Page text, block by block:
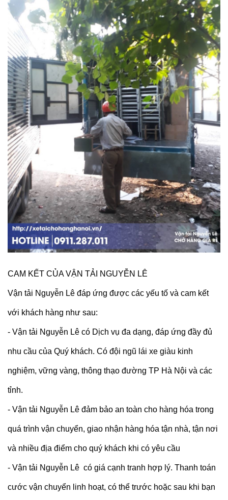
CAM KẾT CỦA VẬN TẢI NGUYỄN LÊ
Vận tải Nguyễn Lê đáp ứng được các yếu tố và cam kết
với khách hàng như sau:
- Vận tải Nguyễn Lê có Dịch vụ đa dạng, đáp ứng đầy đủ
nhu cầu của Quý khách. Có đội ngũ lái xe giàu kinh
nghiệm, vững vàng, thông thạo đường TP Hà Nội và các
tỉnh.
- Vận tải Nguyễn Lê đảm bảo an toàn cho hàng hóa trong
quá trình vận chuyển, giao nhận hàng hóa tận nhà, tận nơi
và nhiều địa điểm cho quý khách khi có yêu cầu
- Vận tải Nguyễn Lê có giá cạnh tranh hợp lý. Thanh toán
cước vận chuyển linh hoạt, có thể trước hoặc sau khi bạn